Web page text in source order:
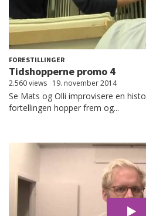
FORESTILLINGER
Tidshopperne promo 4
2.560 views 19. november 2014
Se Mats og Olli improvisere en
fortellingen hopper frem og...